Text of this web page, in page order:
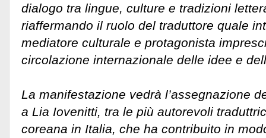
dialogo tra lingue, culture e tradizioni
riaffermando il ruolo del traduttore quale
mediatore culturale e protagonista
circolazione internazionale delle idee e
La manifestazione vedrà l’assegnazione
a Lia Iovenitti, tra le più autorevoli
coreana in Italia, che ha contribuito in